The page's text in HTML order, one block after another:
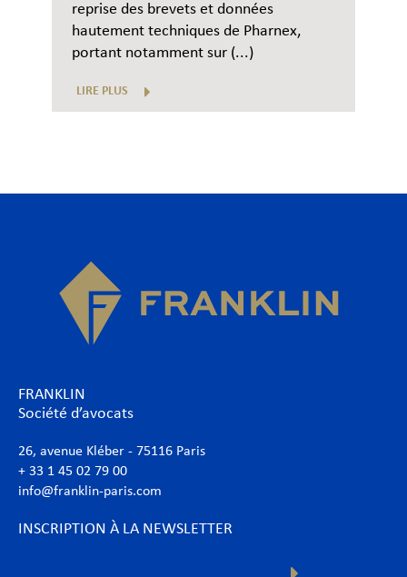
reprise des brevets et données
hautement techniques de Pharnex,
portant notamment sur (...)
LIRE PLUS
FRANKLIN
Société d’avocats
26, avenue Kléber - 75116 Paris
+ 33 1 45 02 79 00
info@franklin-paris.com
INSCRIPTION À LA NEWSLETTER